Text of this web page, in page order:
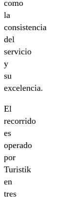
como
la
consistencia
del
servicio
y
su
excelencia.
El
recorrido
es
operado
por
Turistik
en
tres